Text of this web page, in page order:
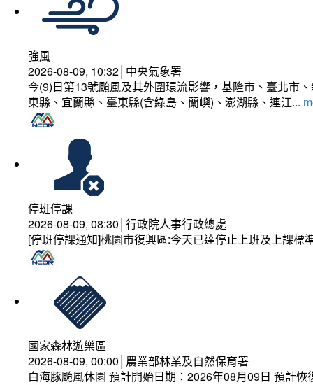
強風
2026-08-09, 10:32│中央氣象署
今(9)日第13號颱風及其外圍環流影響，基隆市、臺北市
東縣、宜蘭縣、臺東縣(含綠島、蘭嶼)、澎湖縣、連江...
停班停課
2026-08-09, 08:30│行政院人事行政總處
[停班停課通知]桃園市復興區:今天已達停止上班及上課
國家森林遊樂區
2026-08-09, 00:00│農業部林業及自然保育署
白海豚颱風休園 預計開始日期：2026年08月09日 預計